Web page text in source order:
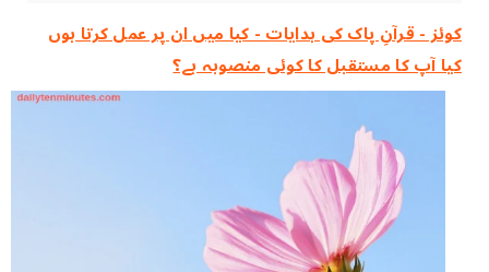
کوئز - قرآنِ پاک کی ہدایات - کیا میں ان پر عمل کرتا ہوں
کیا آپ کا مستقبل کا کوئی منصوبہ ہے؟